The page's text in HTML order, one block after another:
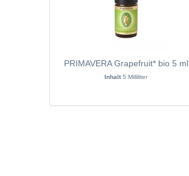
PRIMAVERA Grapefruit* bio 5 ml
Inhalt5 Milliliter